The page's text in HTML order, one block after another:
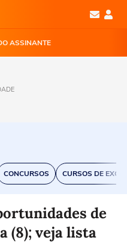
ASSINANTE
CONCURSOS CURSOS DE EXCEL
de
(8); veja lista